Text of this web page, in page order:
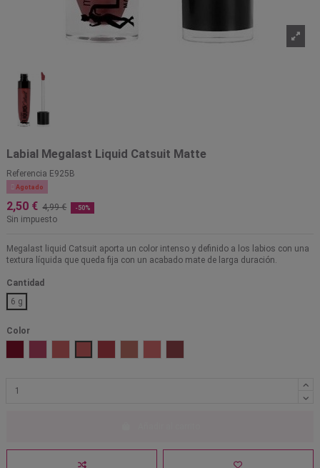
Labial Megalast Liquid Catsuit Matte
Referencia E925B
 Agotado
2,50 € 4,99 € -50%
Sin impuesto
Megalast liquid Catsuit aporta un color intenso y definido a los labios con una
textura líquida que queda fija con un acabado mate de larga duración.
Cantidad
6 g
Color